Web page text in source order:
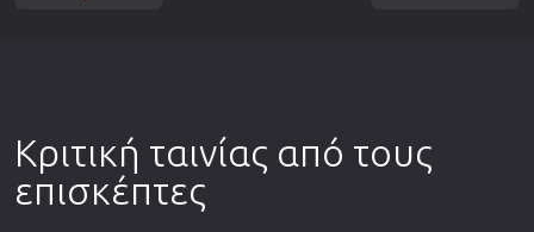
Κριτική ταινίας από τους
επισκέπτες